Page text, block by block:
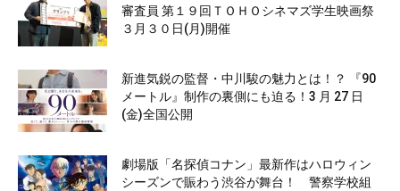
審査員 第１９回ＴＯＨＯシネマズ学生映画祭
３月３０日(月)開催
新進気鋭の監督・中川駿の魅力とは！？ 『90
メートル』制作の裏側にも迫る！3 月 27 日
(金)全国公開
劇場版「名探偵コナン」最新作はハロウィン
シーズンで賑わう渋谷が舞台！ 警察学校組